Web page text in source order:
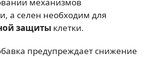
а селен необходим для
защиты клетки.
предупреждает снижение